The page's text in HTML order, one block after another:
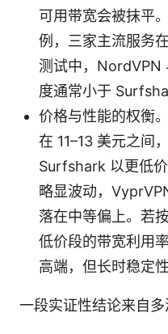
可用带宽会被抹平
例，三家主流服务
测试中，NordVPN
度通常小于
价格与性能的权衡
在 11–13 美元之间
Surfshark 以更低
略显波动，
落在中等偏上。若
低价段的带宽利用
高端，但长时稳定
一段实证性结论来自多